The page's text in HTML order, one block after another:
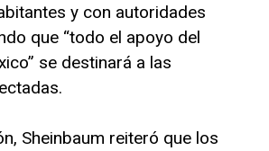
y con autoridades
que “todo el apoyo del
se destinará a las
Sheinbaum reiteró que los